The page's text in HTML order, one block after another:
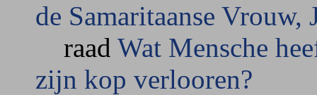
de Samaritaanse Vrouw,
raad Wat Mensche
zijn kop verlooren?